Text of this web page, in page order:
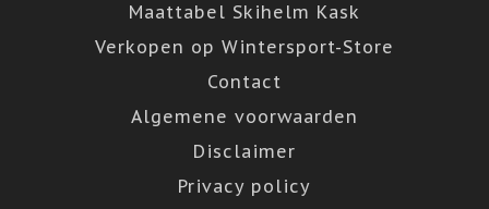
Maattabel Skihelm Kask
Verkopen op Wintersport-Store
Contact
Algemene voorwaarden
Disclaimer
Privacy policy